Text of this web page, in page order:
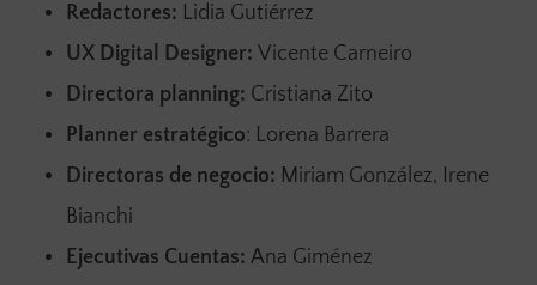
Redactores: Lidia Gutiérrez
UX Digital Designer: Vicente Carneiro
Directora planning: Cristiana Zito
Planner estratégico: Lorena Barrera
Directoras de negocio: Miriam González, Irene
Bianchi
Ejecutivas Cuentas: Ana Giménez